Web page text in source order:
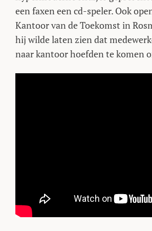
een faxen een cd-speler. Ook
Kantoor van de Toekomst in
hij wilde laten zien dat
naar kantoor hoefden te komen